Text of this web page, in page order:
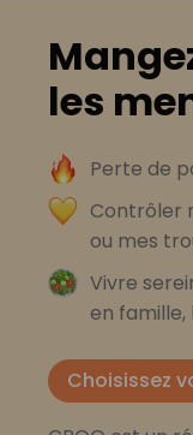
les
Perte de
Contrôler
ou mes
Vivre
en famille,
Choisissez